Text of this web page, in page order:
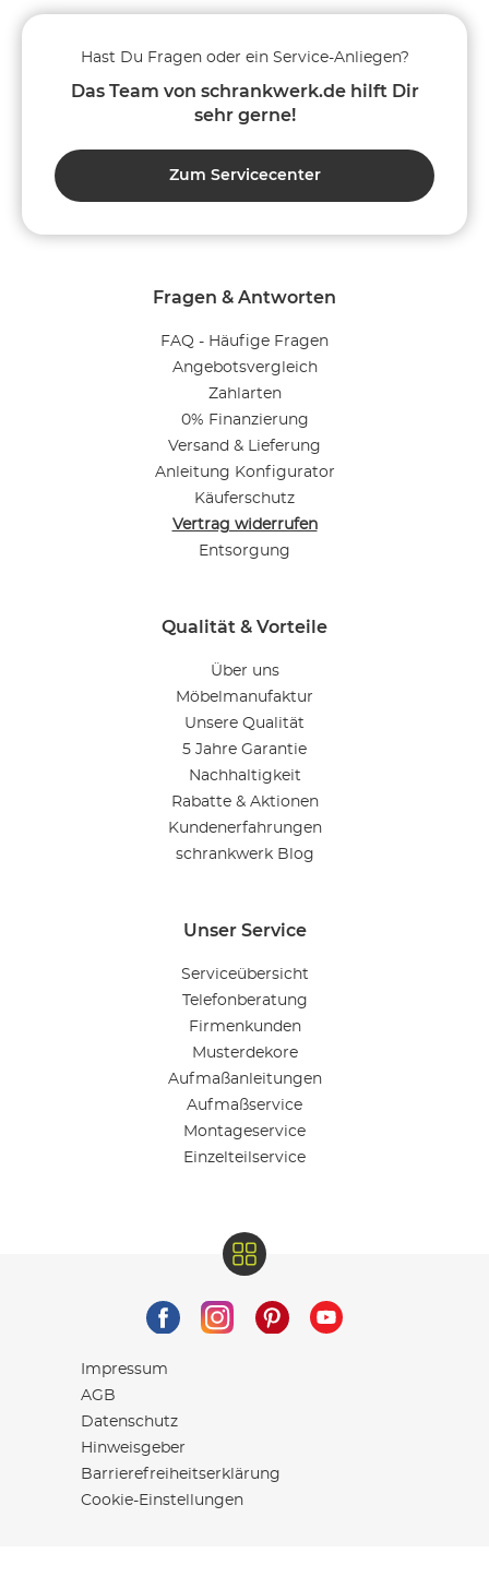
Fragen & Antworten
FAQ - Häufige Fragen
Angebotsvergleich
Zahlarten
0% Finanzierung
Versand & Lieferung
Anleitung Konfigurator
Käuferschutz
Vertrag widerrufen
Entsorgung
Qualität & Vorteile
Über uns
Möbelmanufaktur
Unsere Qualität
5 Jahre Garantie
Nachhaltigkeit
Rabatte & Aktionen
Kundenerfahrungen
schrankwerk Blog
Unser Service
Serviceübersicht
Telefonberatung
Firmenkunden
Musterdekore
Aufmaßanleitungen
Aufmaßservice
Montageservice
Einzelteilservice
Hast Du Fragen oder ein Service-Anliegen?
Das Team von schrankwerk.de hilft Dir
sehr gerne!
Zum Servicecenter
Impressum
AGB
Datenschutz
Hinweisgeber
Barrierefreiheitserklärung
Cookie-Einstellungen